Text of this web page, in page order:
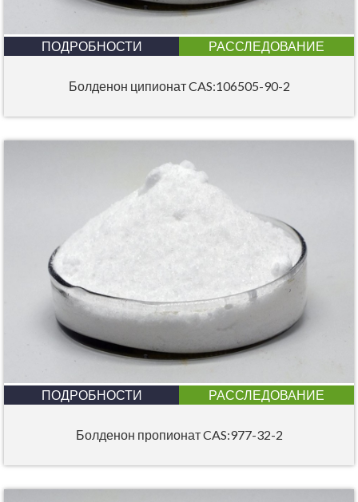
ПОДРОБНОСТИ РАССЛЕДОВАНИЕ
Болденон ципионат CAS:106505-90-2
ПОДРОБНОСТИ РАССЛЕДОВАНИЕ
Болденон пропионат CAS:977-32-2